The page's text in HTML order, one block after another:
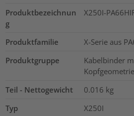
Produktbezeichnun
g
X250I-
Produktfamilie
X-Serie aus
Produktgruppe
Kabelbinder
Kopfgeometrie
Teil - Nettogewicht
0.016 kg
Typ
X250I